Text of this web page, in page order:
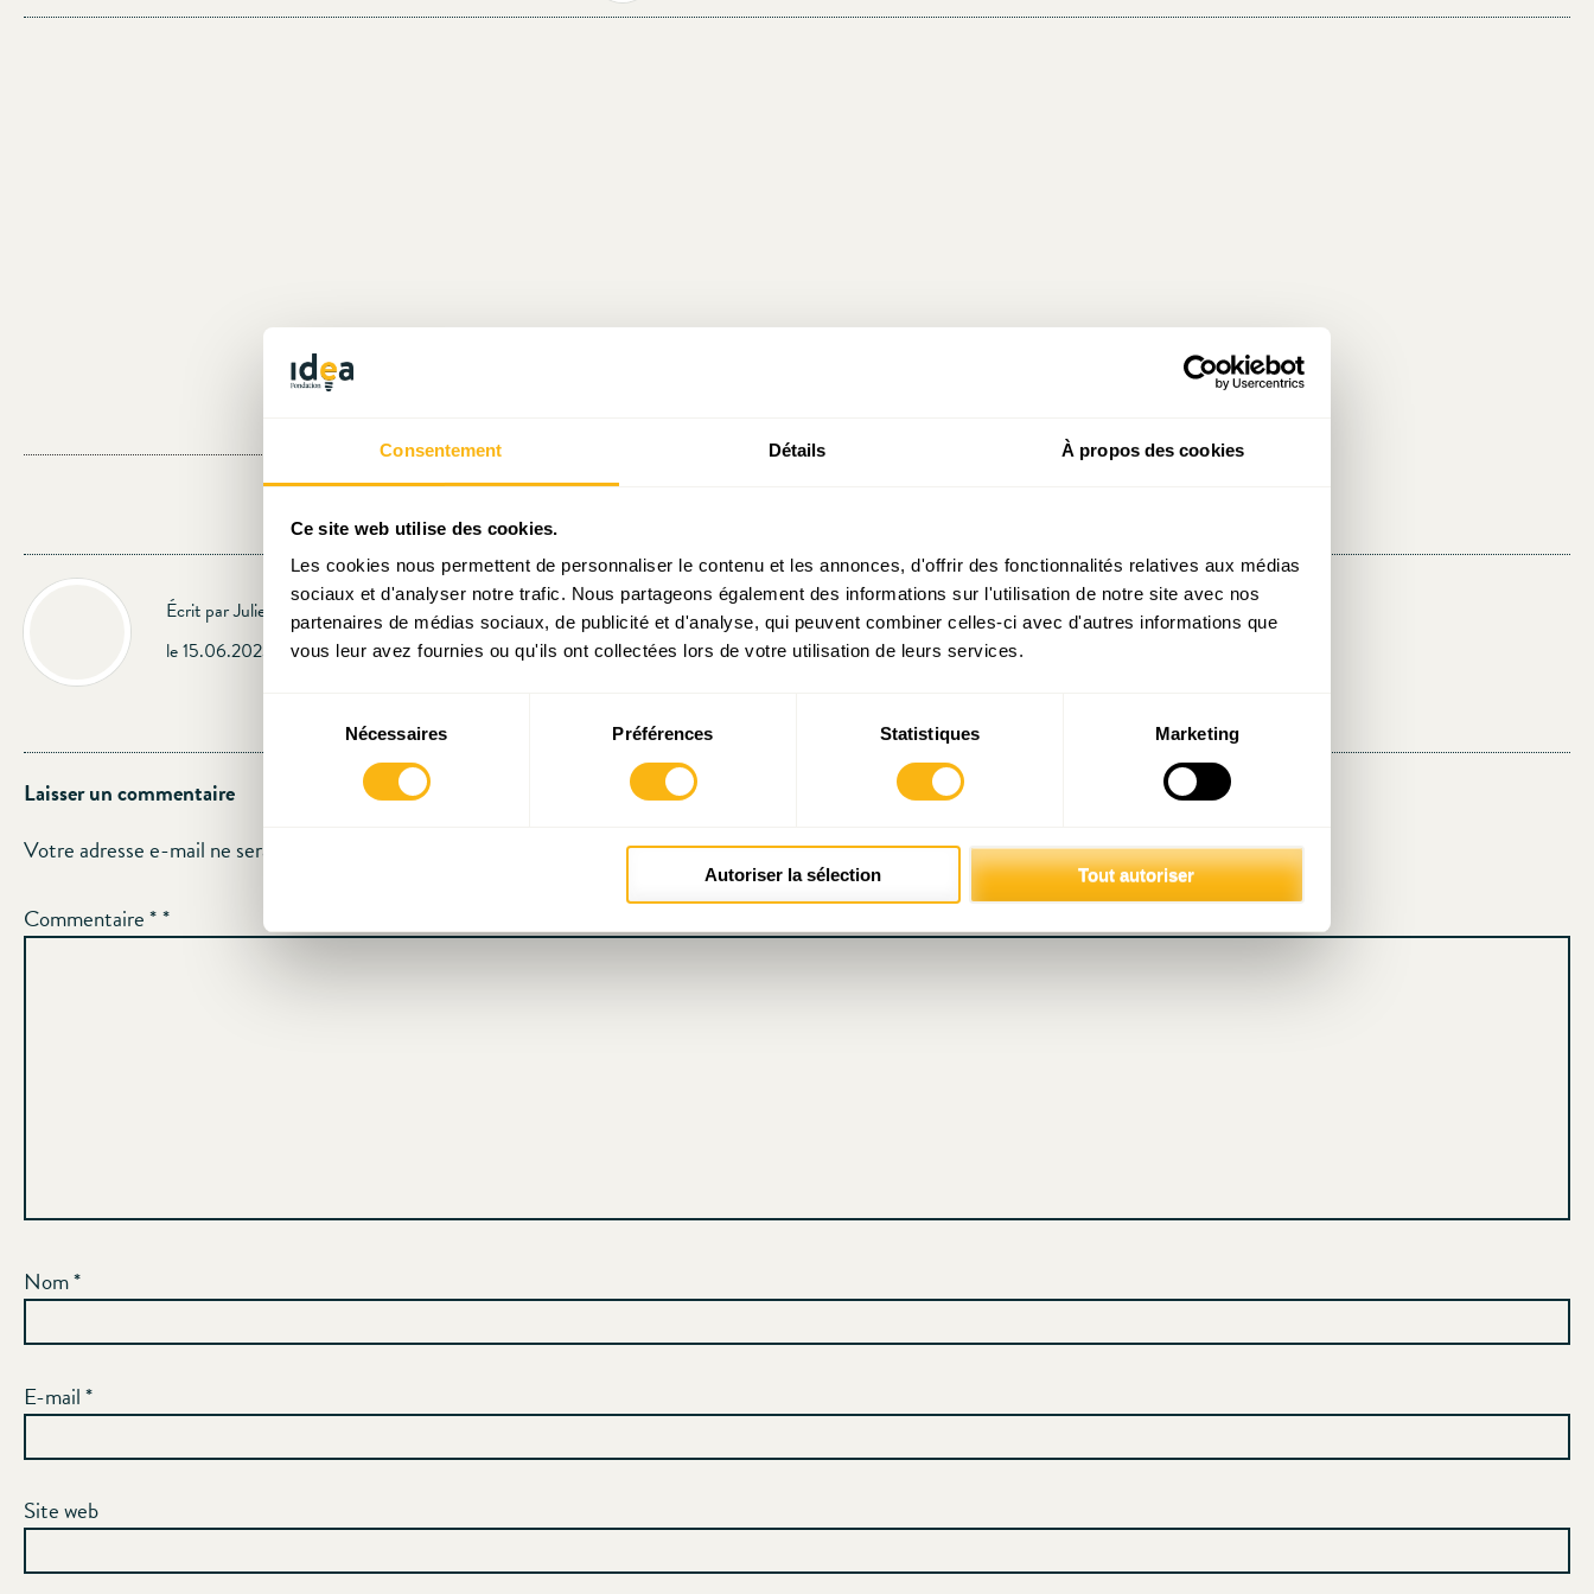
Consentement Détails À propos des cookies
Ce site web utilise des cookies.
Les cookies nous permettent de personnaliser le contenu et les annonces, d'offrir des fonctionnalités relatives aux médias
sociaux et d'analyser notre trafic. Nous partageons également des informations sur l'utilisation de notre site avec nos
partenaires de médias sociaux, de publicité et d'analyse, qui peuvent combiner celles-ci avec d'autres informations que
vous leur avez fournies ou qu'ils ont collectées lors de votre utilisation de leurs services.
consentement
Nécessaires Préférences Statistiques Marketing
Autoriser la sélection Tout autoriser
Écrit par Julien Mpia Massa
le 15.06.2023
Prendre contact avec Julien Mpia Massa Partager:
Laisser un commentaire
Votre adresse e-mail ne sera pas publiée.
Les champs obligatoires sont indiqués avec*
Commentaire*
Nom*
E-mail*
Site web